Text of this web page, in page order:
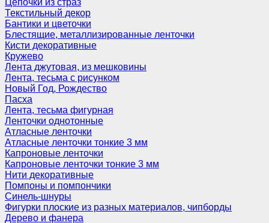
Цепочки из страз
Текстильный декор
Бантики и цветочки
Блестящие, металлизированные ленточки
Кисти декоративные
Кружево
Лента джутовая, из мешковины
Лента, тесьма с рисунком
Новый Год, Рождество
Пасха
Лента, тесьма фигурная
Ленточки однотонные
Атласные ленточки
Атласные ленточки тонкие 3 мм
Капроновые ленточки
Капроновые ленточки тонкие 3 мм
Нити декоративные
Помпоны и помпончики
Синель-шнуры
Фигурки плоские из разных материалов, чипборды
Дерево и фанера